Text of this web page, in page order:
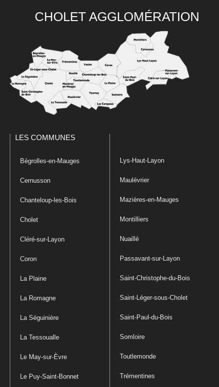
CHOLET AGGLOMÉRATION
LES COMMUNES
Bégrolles-en-Mauges
Cernusson
Chanteloup-les-Bois
Cholet
Cléré-sur-Layon
Coron
La Plaine
La Romagne
La Séguinière
La Tessoualle
Le May-sur-Èvre
Le Puy-Saint-Bonnet
Lys-Haut-Layon
Maulévrier
Mazières-en-Mauges
Montilliers
Nuaillé
Passavant-sur-Layon
Saint-Christophe-du-Bois
Saint-Léger-sous-Cholet
Saint-Paul-du-Bois
Somloire
Toutlemonde
Trémentines